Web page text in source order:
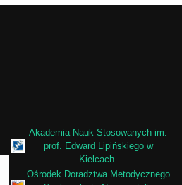
Akademia Nauk Stosowanych im.
prof. Edward Lipińskiego w
Kielcach
Ośrodek Doradztwa Metodycznego